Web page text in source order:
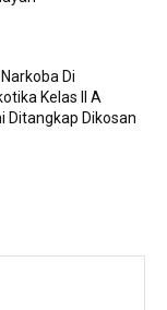
Di
Kelas II A
Ditangkap Dikosan